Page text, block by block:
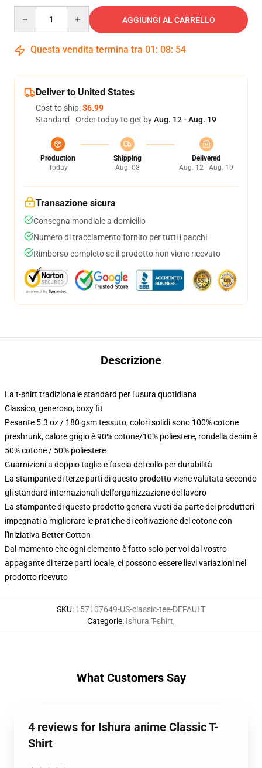
AGGIUNGI AL CARRELLO
Questa vendita termina tra 01 : 08: 54
Deliver to United States
Cost to ship:$6.99
Standard - Order today to get byAug. 12 - Aug. 19
Production
Today
Shipping
Aug. 08
Delivered
Aug. 12 - Aug. 19
Transazione sicura
Consegna mondiale a domicilio
Numero di tracciamento fornito per tutti i pacchi
Rimborso completo se il prodotto non viene ricevuto
Descrizione
La t-shirt tradizionale standard per l'usura quotidiana
Classico, generoso, boxy fit
Pesante 5.3 oz / 180 gsm tessuto, colori solidi sono 100% cotone
preshrunk, calore grigio è 90% cotone/10% poliestere, rondella denim è
50% cotone / 50% poliestere
Guarnizioni a doppio taglio e fascia del collo per durabilità
La stampante di terze parti di questo prodotto viene valutata secondo
gli standard internazionali dell'organizzazione del lavoro
La stampante di questo prodotto genera vuoti da parte dei produttori
impegnati a migliorare le pratiche di coltivazione del cotone con
l'iniziativa Better Cotton
Dal momento che ogni elemento è fatto solo per voi dal vostro
appagante di terze parti locale, ci possono essere lievi variazioni nel
prodotto ricevuto
SKU: 157107649-US-classic-tee-DEFAULT
Categorie: Ishura T-shirt,
What Customers Say
4 reviews for Ishura anime Classic T-
Shirt